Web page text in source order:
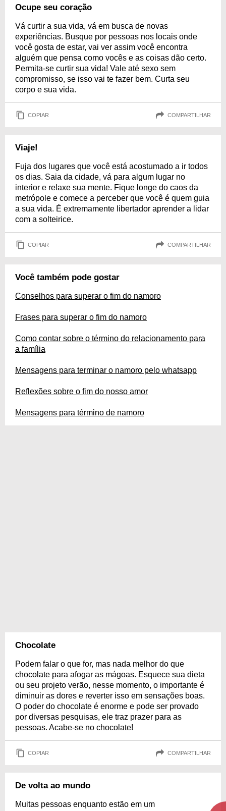
Ocupe seu coração
Vá curtir a sua vida, vá em busca de novas
experiências. Busque por pessoas nos locais onde
você gosta de estar, vai ver assim você encontra
alguém que pensa como vocês e as coisas dão certo.
Permita-se curtir sua vida! Vale até sexo sem
compromisso, se isso vai te fazer bem. Curta seu
corpo e sua vida.
COPIAR COMPARTILHAR
Viaje!
Fuja dos lugares que você está acostumado a ir todos
os dias. Saia da cidade, vá para algum lugar no
interior e relaxe sua mente. Fique longe do caos da
metrópole e comece a perceber que você é quem guia
a sua vida. É extremamente libertador aprender a lidar
com a solteirice.
COPIAR COMPARTILHAR
Você também pode gostar
Conselhos para superar o fim do namoro
Frases para superar o fim do namoro
Como contar sobre o término do relacionamento para
a família
Mensagens para terminar o namoro pelo whatsapp
Reflexões sobre o fim do nosso amor
Mensagens para término de namoro
Chocolate
Podem falar o que for, mas nada melhor do que
chocolate para afogar as mágoas. Esquece sua dieta
ou seu projeto verão, nesse momento, o importante é
diminuir as dores e reverter isso em sensações boas.
O poder do chocolate é enorme e pode ser provado
por diversas pesquisas, ele traz prazer para as
pessoas. Acabe-se no chocolate!
COPIAR COMPARTILHAR
De volta ao mundo
Muitas pessoas enquanto estão em um